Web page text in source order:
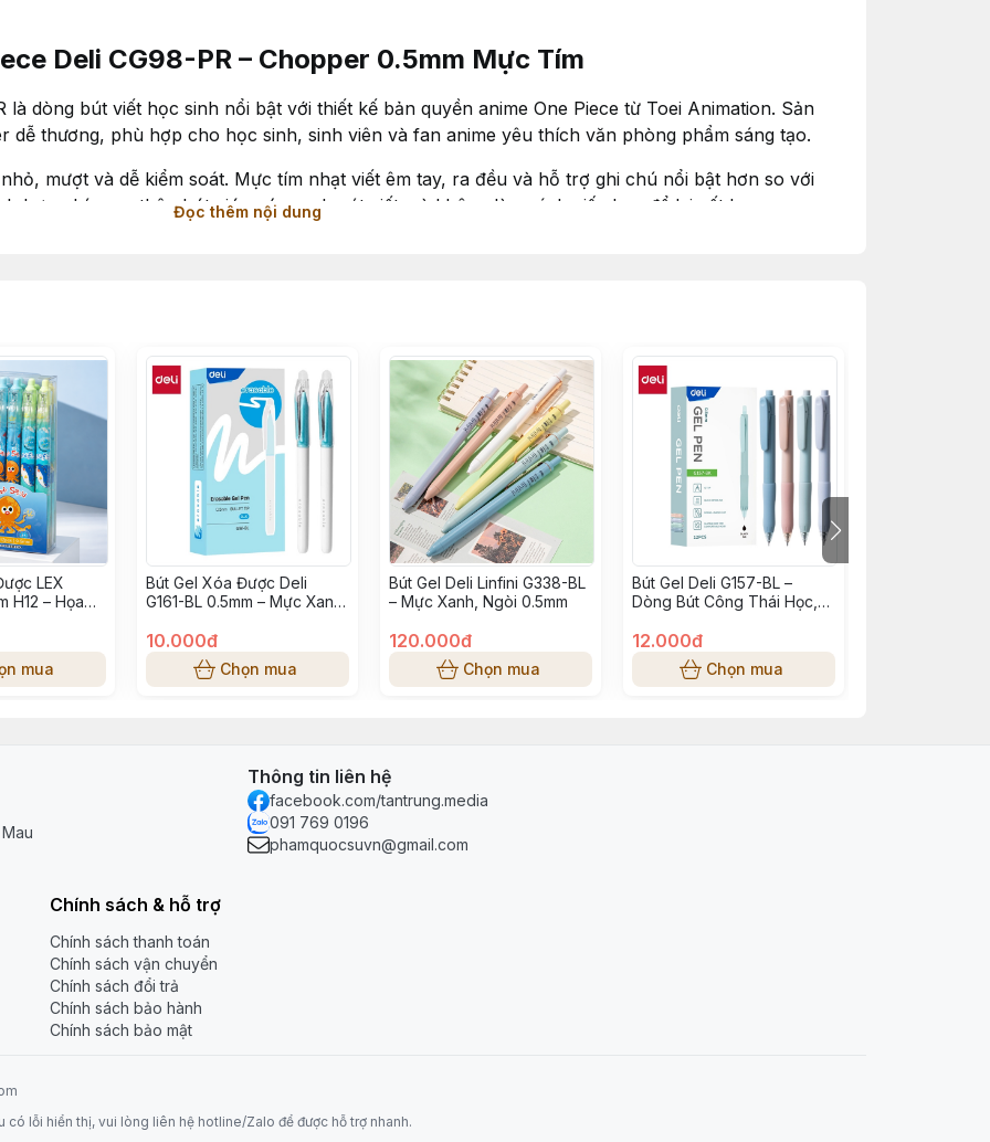
Deli CG98-PR – Chopper 0.5mm Mực Tím
là dòng bút viết học sinh nổi bật với thiết kế bản quyền anime One Piece từ Toei Animation. Sản
dễ thương, phù hợp cho học sinh, sinh viên và fan anime yêu thích văn phòng phẩm sáng tạo.
mượt và dễ kiểm soát. Mực tím nhạt viết êm tay, ra đều và hỗ trợ ghi chú nổi bật hơn so với
hợp phía sau thân bút giúp xóa sạch nét viết mà không làm rách giấy hay để lại vết lem.
ký
Deli
Đọc thêm nội dung
LEX
H12 – Họa
Dễ Dàng
mua
Bút Gel Xóa Được Deli
G161-BL 0.5mm – Mực Xanh,
Dàng
10.000đ
Chọn mua
Bút Gel Deli Linfini G338-BL
– Mực Xanh, Ngòi 0.5mm
120.000đ
Chọn mua
Bút Gel Deli G157-BL –
Dòng Bút Công Thái Học,
(0.5mm, Mực Xanh, 12
Cây/Hộp)
12.000đ
Chọn mua
Thông tin liên hệ
facebook.com/tantrung.media
091 769 0196
phamquocsuvn@gmail.com
Chính sách & hỗ trợ
Chính sách thanh toán
Chính sách vận chuyển
Chính sách đổi trả
Chính sách bảo hành
Chính sách bảo mật
lỗi hiển thị, vui lòng liên hệ hotline/Zalo để được hỗ trợ nhanh.